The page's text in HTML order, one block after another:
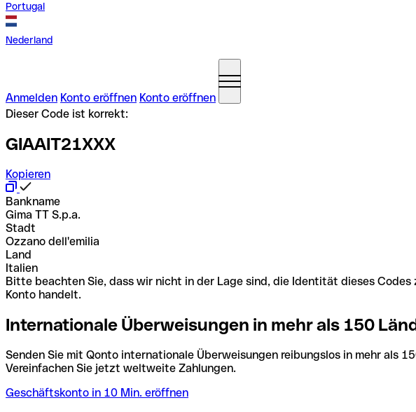
Portugal
Nederland
Anmelden Konto eröffnen Konto eröffnen
Dieser Code ist korrekt:
GIAAIT21XXX
Kopieren
Bankname
Gima TT S.p.a.
Stadt
Ozzano dell'emilia
Land
Italien
Bitte beachten Sie, dass wir nicht in der Lage sind, die Identität dieses
Konto handelt.
Internationale Überweisungen in mehr als 150
Senden Sie mit Qonto internationale Überweisungen reibungslos in mehr als
Vereinfachen Sie jetzt weltweite Zahlungen.
Geschäftskonto in 10 Min. eröffnen